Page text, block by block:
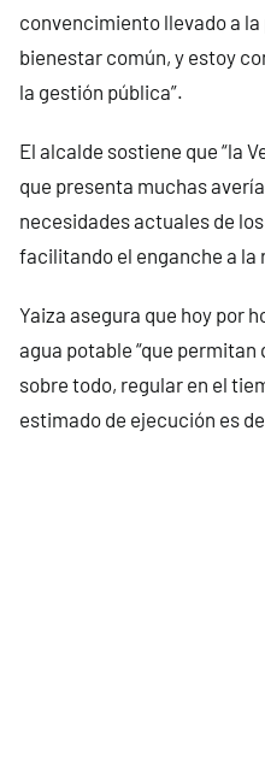
convencimiento llevado a
bienestar común, y estoy
la gestión pública”.
El alcalde sostiene que “la
que presenta muchas
necesidades actuales de
facilitando el enganche a la
Yaiza asegura que hoy por
agua potable “que
sobre todo, regular en el
estimado de ejecución es